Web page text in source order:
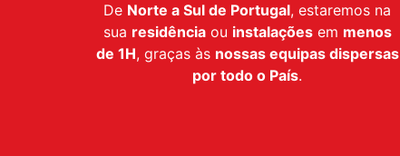
De Norte a Sul de Portugal, estaremos na
sua residênciaou instalaçõesem menos
de 1H, graças às nossas equipas dispersas
por todo o País.